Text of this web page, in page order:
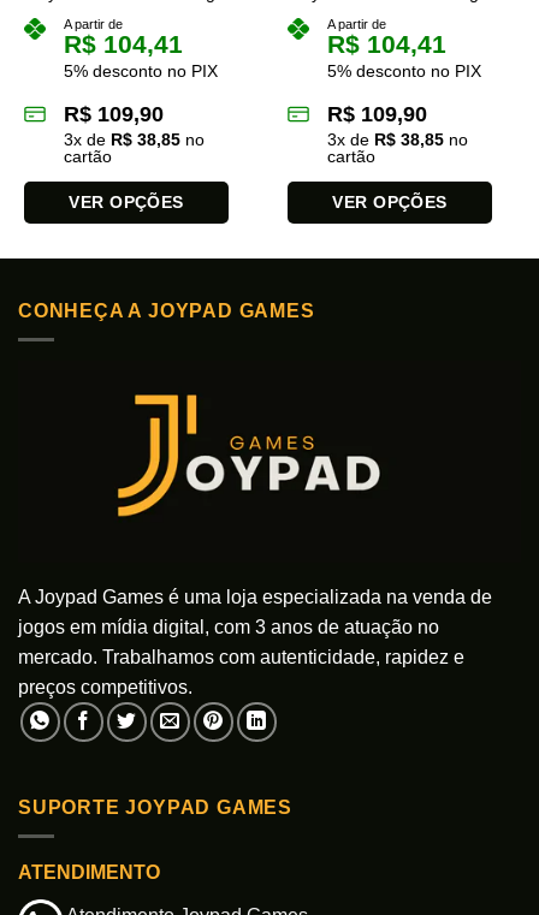
A partir de
R$ 104,41
5% desconto no PIX
R$ 109,90
3x de R$ 38,85 no
cartão
VER OPÇÕES
produto
várias
variantes.
A partir de
R$ 104,41
5% desconto no PIX
R$ 109,90
3x de R$ 38,85 no
cartão
VER OPÇÕES
produto
várias
ser
escolhidas
na
CONHEÇA A JOYPAD GAMES
A Joypad Games é uma loja especializada na venda de
jogos em mídia digital, com 3 anos de atuação no
mercado. Trabalhamos com autenticidade, rapidez e
preços competitivos.
SUPORTE JOYPAD GAMES
ATENDIMENTO